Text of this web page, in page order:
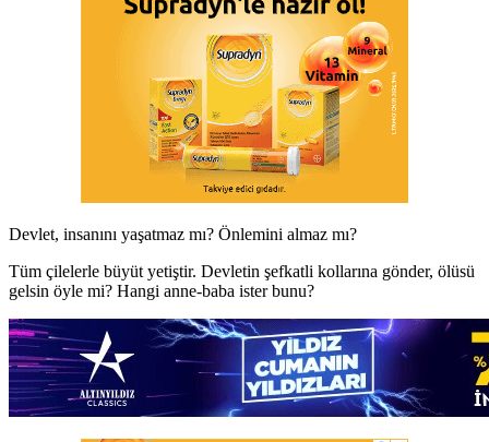
Devlet, insanını yaşatmaz mı? Önlemini almaz mı?
Tüm çilelerle büyüt yetiştir. Devletin şefkatli kollarına gönder, ölüsü
gelsin öyle mi? Hangi anne-baba ister bunu?